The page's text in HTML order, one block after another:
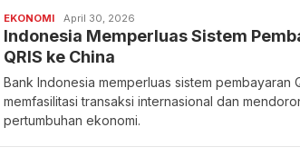
EKONOMI April 30, 2026
Indonesia Memperluas Sistem
QRIS ke China
Bank Indonesia memperluas sistem pembayaran
memfasilitasi transaksi internasional dan
pertumbuhan ekonomi.